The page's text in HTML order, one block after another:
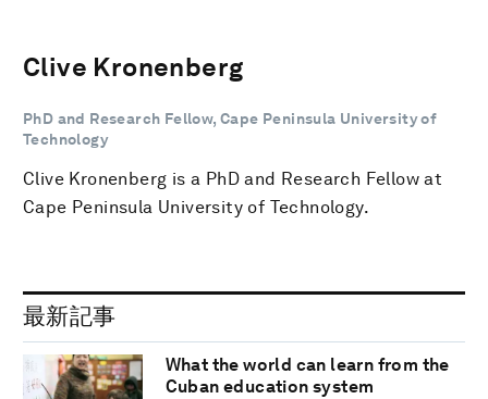
Clive Kronenberg
PhD and Research Fellow, Cape Peninsula University of
Technology
Clive Kronenberg is a PhD and Research Fellow at
Cape Peninsula University of Technology.
最新記事
What the world can learn from the
Cuban education system